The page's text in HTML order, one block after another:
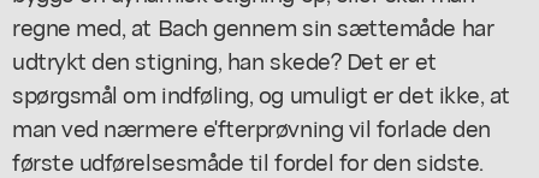
regne med, at Bach gennem sin sættemåde har
udtrykt den stigning, han skede? Det er et
spørgsmål om indføling, og umuligt er det ikke, at
man ved nærmere e'fterprøvning vil forlade den
første udførelsesmåde til fordel for den sidste.